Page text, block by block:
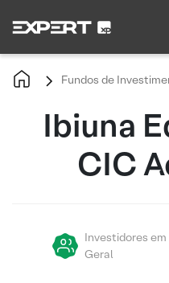
Fundos de
Ibiuna
CIC
Investidores em
Geral